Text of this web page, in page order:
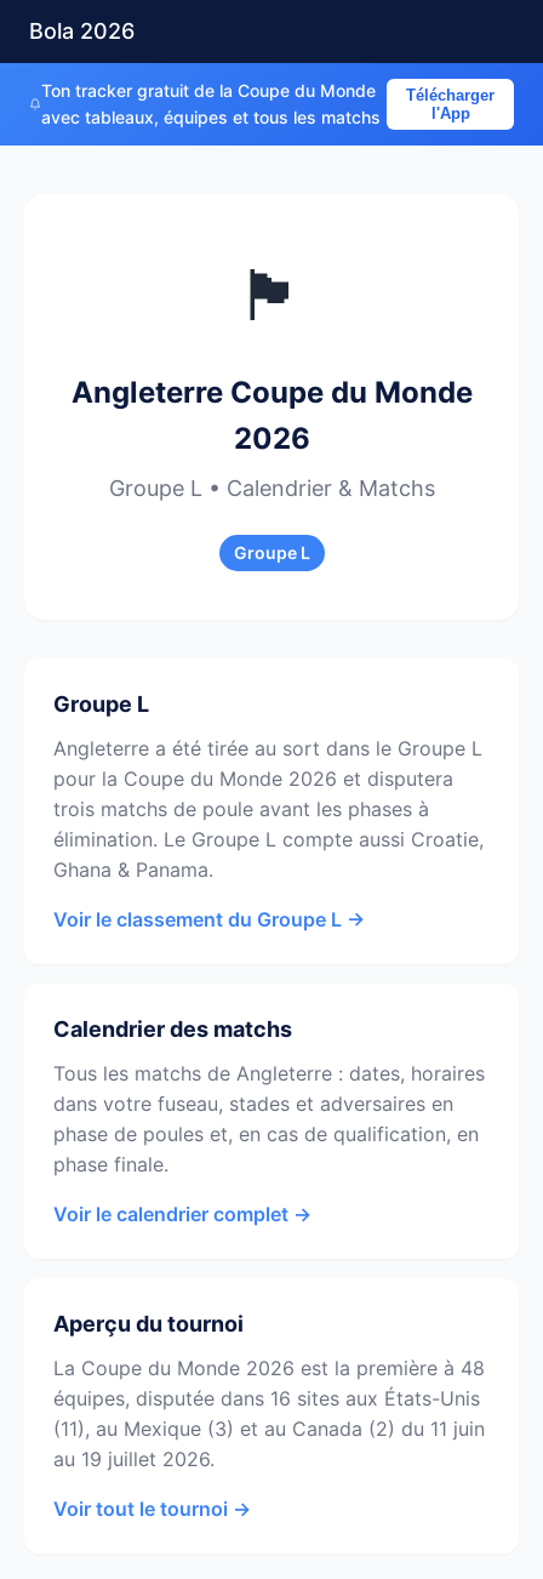
Bola 2026
Ton tracker gratuit de la Coupe du Monde
avec tableaux, équipes et tous les matchs
Télécharger
l'App
🏴󠁧󠁢󠁥󠁮󠁧󠁿
Angleterre Coupe du Monde
2026
Groupe L • Calendrier & Matchs
Groupe L
Groupe L
Angleterre a été tirée au sort dans le Groupe L
pour la Coupe du Monde 2026 et disputera
trois matchs de poule avant les phases à
élimination. Le Groupe L compte aussi Croatie,
Ghana & Panama.
Voir le classement du Groupe L →
Calendrier des matchs
Tous les matchs de Angleterre : dates, horaires
dans votre fuseau, stades et adversaires en
phase de poules et, en cas de qualification, en
phase finale.
Voir le calendrier complet →
Aperçu du tournoi
La Coupe du Monde 2026 est la première à 48
équipes, disputée dans 16 sites aux États-Unis
(11), au Mexique (3) et au Canada (2) du 11 juin
au 19 juillet 2026.
Voir tout le tournoi →